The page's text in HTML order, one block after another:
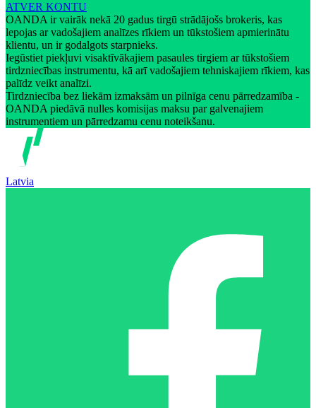
ATVER KONTU
OANDA ir vairāk nekā 20 gadus tirgū strādājošs brokeris, kas
lepojas ar vadošajiem analīzes rīkiem un tūkstošiem apmierinātu
klientu, un ir godalgots starpnieks.
Iegūstiet piekļuvi visaktīvākajiem pasaules tirgiem ar tūkstošiem
tirdzniecības instrumentu, kā arī vadošajiem tehniskajiem rīkiem, kas
palīdz veikt analīzi.
Tirdzniecība bez liekām izmaksām un pilnīga cenu pārredzamība -
OANDA piedāvā nulles komisijas maksu par galvenajiem
instrumentiem un pārredzamu cenu noteikšanu.
Latvia